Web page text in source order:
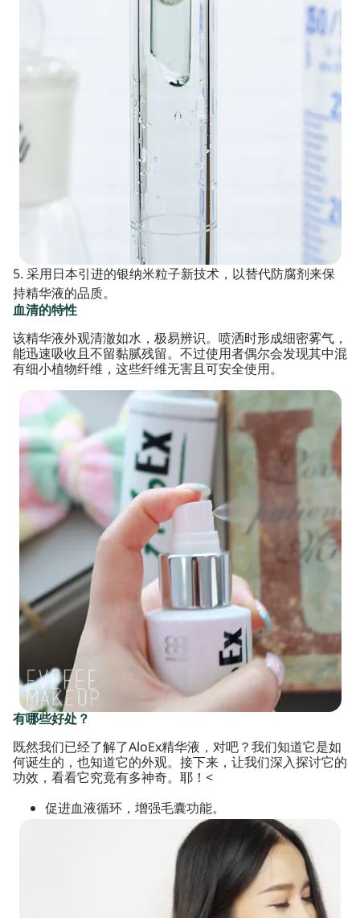
5. 采用日本引进的银纳米粒子新技术，以替代防腐剂来保
持精华液的品质。
血清的特性
该精华液外观清澈如水，极易辨识。喷洒时形成细密雾气，
能迅速吸收且不留黏腻残留。不过使用者偶尔会发现其中混
有细小植物纤维，这些纤维无害且可安全使用。
有哪些好处？
既然我们已经了解了AloEx精华液，对吧？我们知道它是如
何诞生的，也知道它的外观。接下来，让我们深入探讨它的
功效，看看它究竟有多神奇。耶！<
促进血液循环，增强毛囊功能。